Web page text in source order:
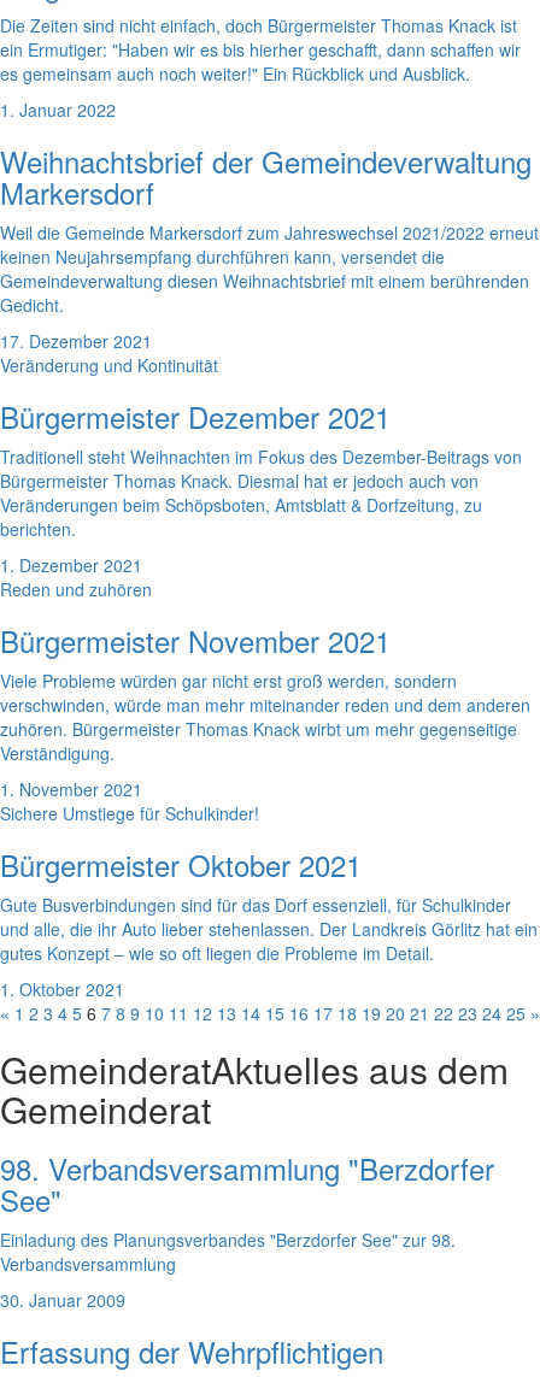
Die Zeiten sind nicht einfach, doch Bürgermeister Thomas Knack ist
ein Ermutiger: "Haben wir es bis hierher geschafft, dann schaffen wir
es gemeinsam auch noch weiter!" Ein Rückblick und Ausblick.
1. Januar 2022
Weihnachtsbrief der Gemeindeverwaltung
Markersdorf
Weil die Gemeinde Markersdorf zum Jahreswechsel 2021/2022 erneut
keinen Neujahrsempfang durchführen kann, versendet die
Gemeindeverwaltung diesen Weihnachtsbrief mit einem berührenden
Gedicht.
17. Dezember 2021
Veränderung und Kontinuität
Bürgermeister Dezember 2021
Traditionell steht Weihnachten im Fokus des Dezember-Beitrags von
Bürgermeister Thomas Knack. Diesmal hat er jedoch auch von
Veränderungen beim Schöpsboten, Amtsblatt & Dorfzeitung, zu
berichten.
1. Dezember 2021
Reden und zuhören
Bürgermeister November 2021
Viele Probleme würden gar nicht erst groß werden, sondern
verschwinden, würde man mehr miteinander reden und dem anderen
zuhören. Bürgermeister Thomas Knack wirbt um mehr gegenseitige
Verständigung.
1. November 2021
Sichere Umstiege für Schulkinder!
Bürgermeister Oktober 2021
Gute Busverbindungen sind für das Dorf essenziell, für Schulkinder
und alle, die ihr Auto lieber stehenlassen. Der Landkreis Görlitz hat ein
gutes Konzept – wie so oft liegen die Probleme im Detail.
1. Oktober 2021
« 1 2 3 4 5 6 7 8 9 10 11 12 13 14 15 16 17 18 19 20 21 22 23 24 25 »
GemeinderatAktuelles aus dem
Gemeinderat
98. Verbandsversammlung "Berzdorfer
See"
Einladung des Planungsverbandes "Berzdorfer See" zur 98.
Verbandsversammlung
30. Januar 2009
Erfassung der Wehrpflichtigen